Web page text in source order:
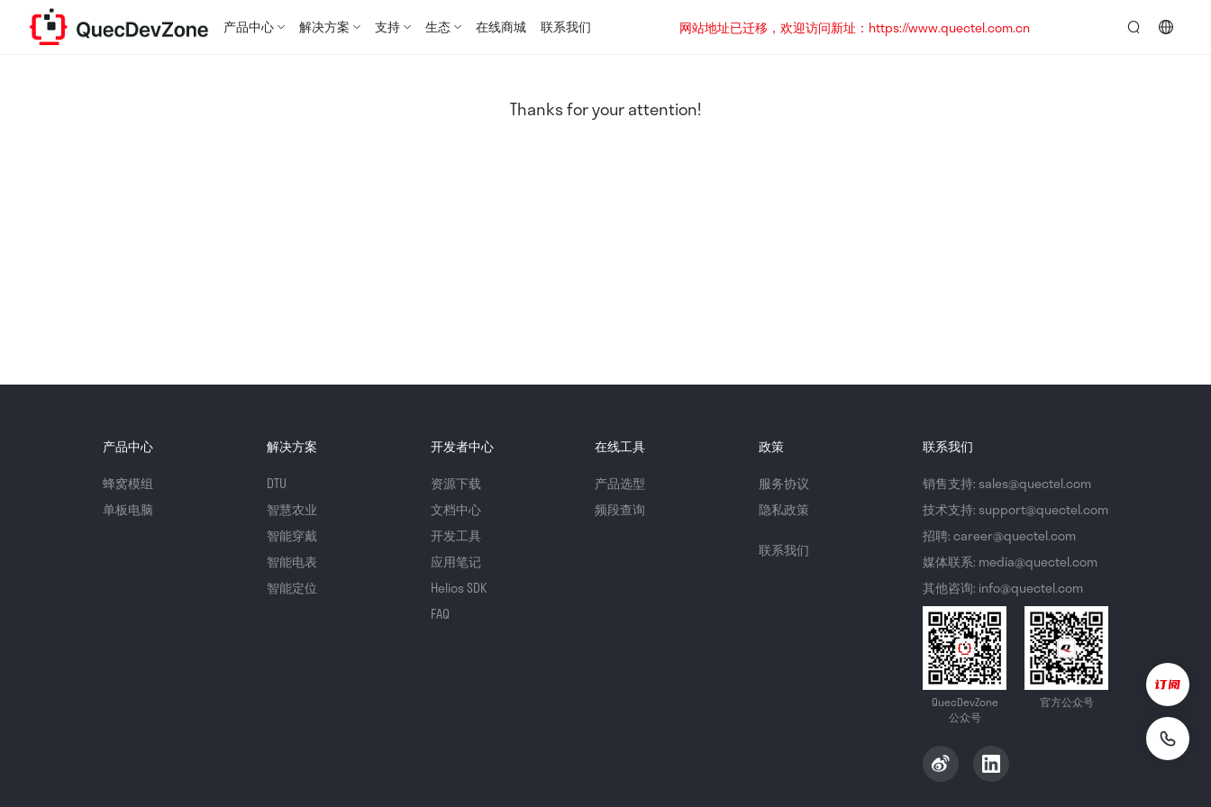
产品中心 解决方案 支持 生态 在线商城 联系我们
网站地址已迁移，欢迎访问新址：https://www.quectel.com.cn
Thanks for your attention!
产品中心
蜂窝模组
单板电脑
解决方案
DTU
智慧农业
智能穿戴
智能电表
智能定位
开发者中心
资源下载
文档中心
开发工具
应用笔记
Helios SDK
FAQ
在线工具
产品选型
频段查询
政策
服务协议
隐私政策
联系我们
联系我们
销售支持: sales@quectel.com
技术支持: support@quectel.com
招聘: career@quectel.com
媒体联系: media@quectel.com
其他咨询: info@quectel.com
QuecDevZone
公众号
官方公众号